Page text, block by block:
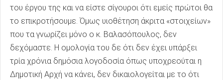
του έργου της και να είστε σίγουροι ότι εμείς πρώτοι θα
το επικροτήσουμε. Όμως υιοθέτηση άκριτα «στοιχείων»
που τα γνωρίζει μόνο ο κ. Βαλασόπουλος, δεν
δεχόμαστε. Η ομολογία του δε ότι δεν έχει υπάρξει
τρία χρόνια δημόσια λογοδοσία όπως υποχρεούται η
Δημοτική Αρχή να κάνει, δεν δικαιολογείται με το ότι